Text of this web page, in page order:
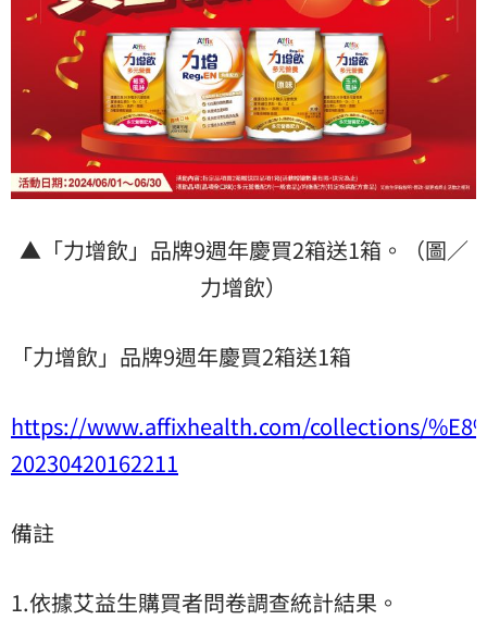
▲「力增飲」品牌9週年慶買2箱送1箱。（圖／
力增飲）
「力增飲」品牌9週年慶買2箱送1箱
https://www.affixhealth.com/collections/
20230420162211
備註
1.依據艾益生購買者問卷調查統計結果。